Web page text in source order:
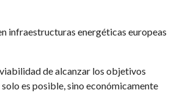
infraestructuras energéticas europeas
de alcanzar los objetivos
es posible, sino económicamente